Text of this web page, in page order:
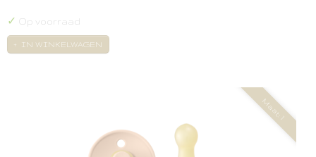
✓ Op voorraad
IN WINKELWAGEN
Maat: 1